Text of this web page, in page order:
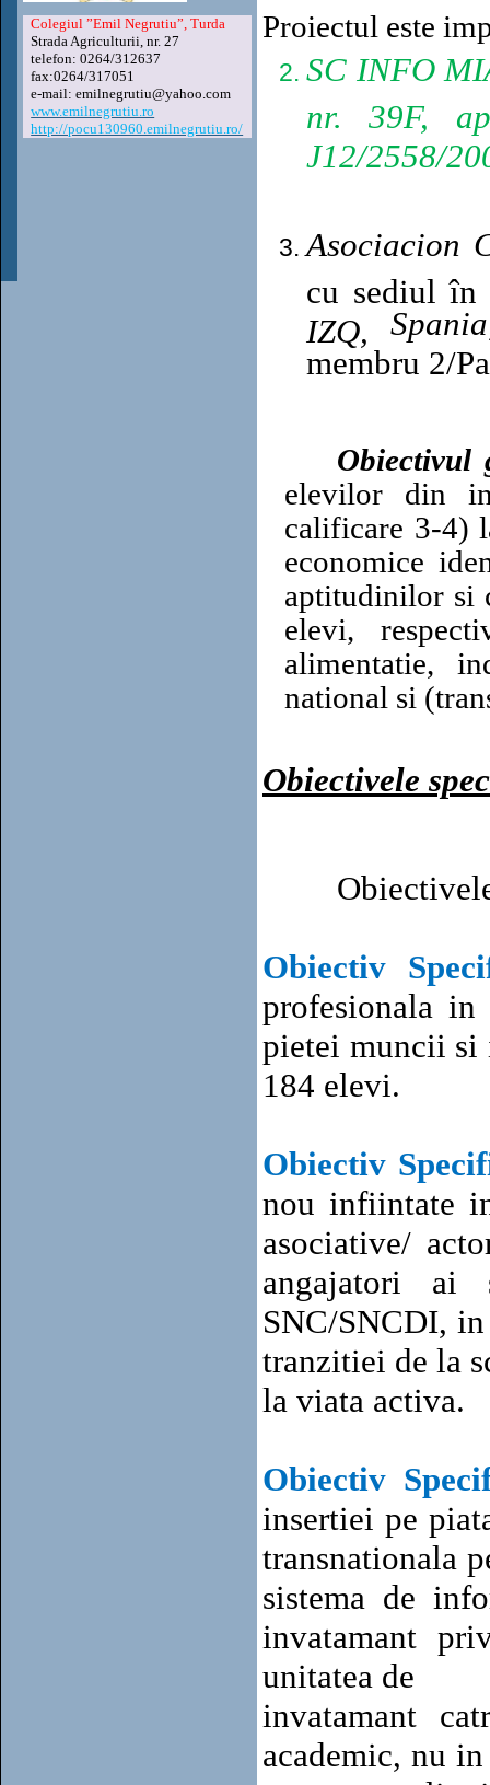
Colegiul ”Emil Negrutiu”, Turda
Strada Agriculturii, nr. 27
telefon: 0264/312637
fax:0264/317051
e-mail: emilnegrutiu@yahoo.com
www.emilnegrutiu.ro
http://pocu130960.emilnegrutiu.ro/
Proiectul este
SC INFO
nr. 39F,
J12/2558/
Asociacion
cu sediul în
IZQ,
membru 2/
Obiectivul
elevilor din
calificare 3-4)
economice
aptitudinilor si
elevi,
alimentatie,
national si
Obiectivele
Obiectiv
profesionala in
pietei muncii si
184 elevi.
Obiectiv
nou infiintate
asociative/
angajatori ai
SNC/SNCDI,
tranzitiei de la
la viata activa.
Obiectiv
insertiei pe
transnationala
sistema de
invatamant
unitatea de
invatamant
academic, nu